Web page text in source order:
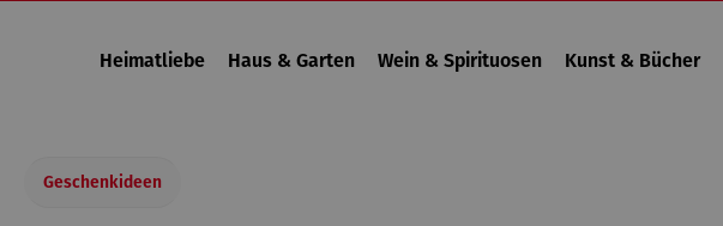
Heimatliebe Haus & Garten Wein & Spirituosen Kunst & Bücher
Geschenkideen